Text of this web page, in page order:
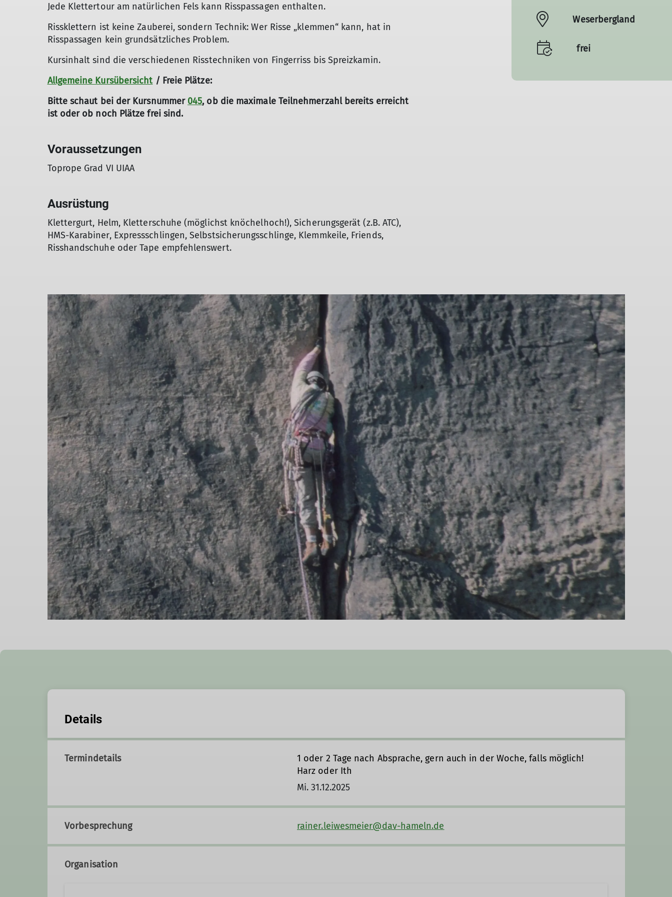
Jede Klettertour am natürlichen Fels kann Risspassagen enthalten.
Rissklettern ist keine Zauberei, sondern Technik: Wer Risse „klemmen“ kann, hat in
Risspassagen kein grundsätzliches Problem.
Kursinhalt sind die verschiedenen Risstechniken von Fingerriss bis Spreizkamin.
Allgemeine Kursübersicht / Freie Plätze:
Bitte schaut bei der Kursnummer 045, ob die maximale Teilnehmerzahl bereits erreicht
ist oder ob noch Plätze frei sind.
Voraussetzungen
Toprope Grad VI UIAA
Ausrüstung
Klettergurt, Helm, Kletterschuhe (möglichst knöchelhoch!), Sicherungsgerät (z.B. ATC),
HMS-Karabiner, Expressschlingen, Selbstsicherungsschlinge, Klemmkeile, Friends,
Risshandschuhe oder Tape empfehlenswert.
Weserbergland
frei
Details
Termindetails
1 oder 2 Tage nach Absprache, gern auch in der Woche, falls möglich!
Harz oder Ith
Mi. 31.12.2025
Vorbesprechung rainer.leiwesmeier@dav-hameln.de
Organisation